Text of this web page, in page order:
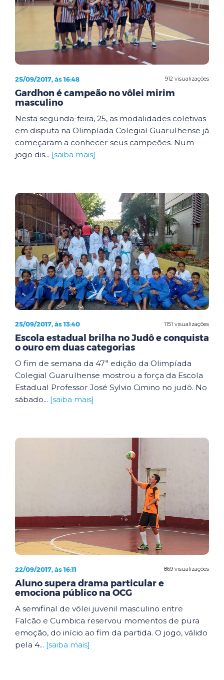
912 visualizações
25/09/2017, às 16:48
Gardhon é campeão no vôlei mirim
masculino
Nesta segunda-feira, 25, as modalidades coletivas
em disputa na Olimpíada Colegial Guarulhense já
começaram a conhecer seus campeões. Num
jogo dis... [saiba mais]
1151 visualizações
25/09/2017, às 13:40
Escola estadual brilha no Judô e conquista
o ouro em duas categorias
O fim de semana da 47ª edição da Olimpíada
Colegial Guarulhense mostrou a força da Escola
Estadual Professor José Sylvio Cimino no judô. No
sábado... [saiba mais]
869 visualizações
22/09/2017, às 16:11
Aluno supera drama particular e
emociona público na OCG
A semifinal de vôlei juvenil masculino entre
Falcão e Cumbica reservou momentos de pura
emoção, do início ao fim da partida. O jogo, válido
pela 4... [saiba mais]